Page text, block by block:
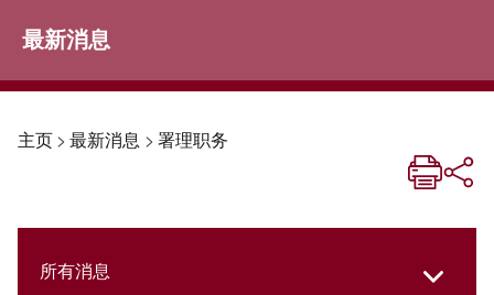
最新消息
主页> 最新消息 > 署理职务
所有消息